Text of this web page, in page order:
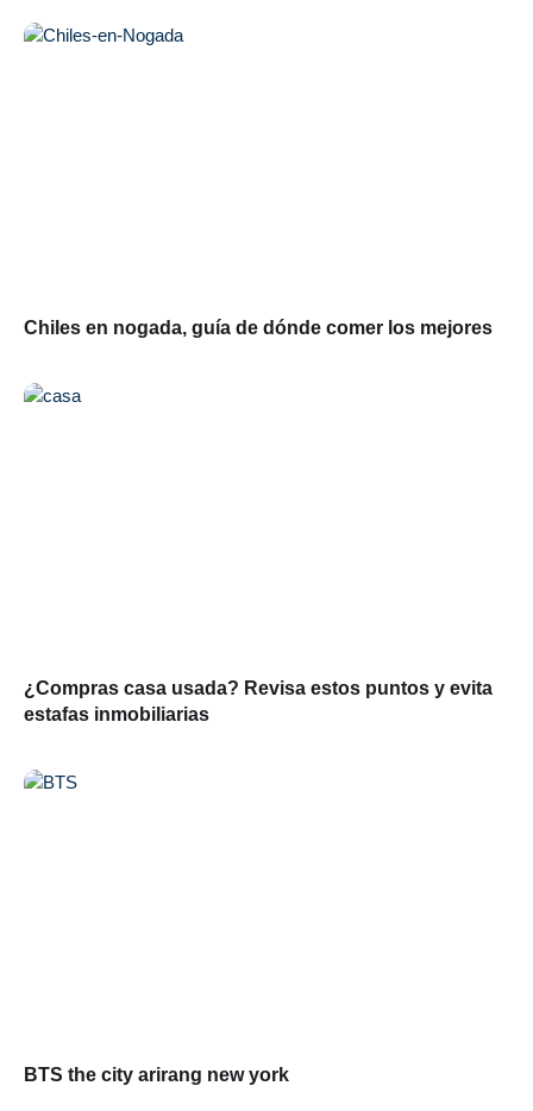
Chiles en nogada, guía de dónde comer los mejores
¿Compras casa usada? Revisa estos puntos y evita
estafas inmobiliarias
BTS the city arirang new york